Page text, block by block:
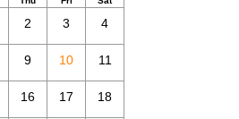
2 3 4
9 10 11
16 17 18